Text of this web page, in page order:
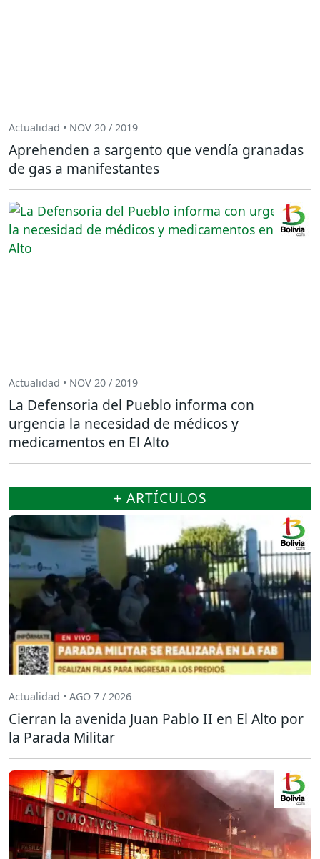
Actualidad • NOV 20 / 2019
Aprehenden a sargento que vendía granadas
de gas a manifestantes
Actualidad • NOV 20 / 2019
La Defensoria del Pueblo informa con
urgencia la necesidad de médicos y
medicamentos en El Alto
+ ARTÍCULOS
Actualidad • AGO 7 / 2026
Cierran la avenida Juan Pablo II en El Alto por
la Parada Militar